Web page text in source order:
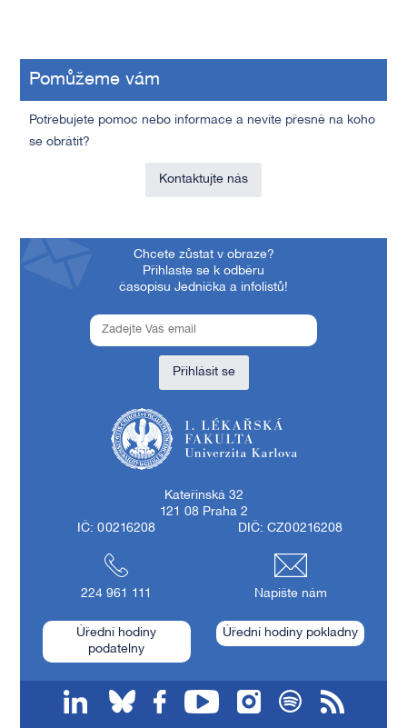
Pomůžeme vám
Potřebujete pomoc nebo informace a nevíte přesně na koho
se obrátit?
Kontaktujte nás
Chcete zůstat v obraze?
Přihlaste se k odběru
časopisu Jednička a infolistů!
Přihlásit se
Kateřinská 32
121 08 Praha 2
IČ: 00216208
DIČ: CZ00216208
224 961 111 Napište nám
Úřední hodiny
podatelny
Úřední hodiny pokladny